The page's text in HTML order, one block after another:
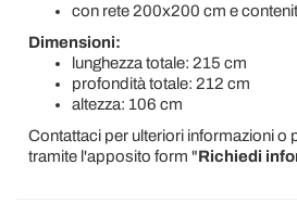
con rete 200x200 cm e
Dimensioni:
lunghezza totale: 215 cm
profondità totale: 212 cm
altezza: 106 cm
Contattaci per ulteriori informazioni o
tramite l'apposito form "Richiedi